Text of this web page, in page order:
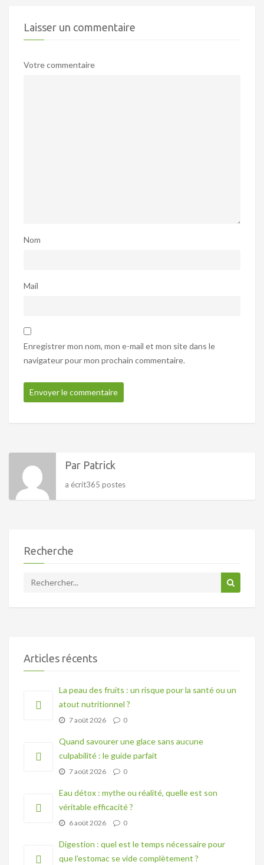
Laisser un commentaire
Votre commentaire
Nom
Mail
Enregistrer mon nom, mon e-mail et mon site dans le
navigateur pour mon prochain commentaire.
Par Patrick
a écrit365 postes
Recherche
Articles récents
La peau des fruits : un risque pour la santé ou un
atout nutritionnel ?
7 août 2026 0
Quand savourer une glace sans aucune
culpabilité : le guide parfait
7 août 2026 0
Eau détox : mythe ou réalité, quelle est son
véritable efficacité ?
6 août 2026 0
Digestion : quel est le temps nécessaire pour
que l’estomac se vide complètement ?